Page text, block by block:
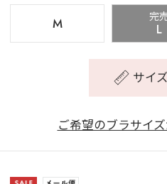
M
完
L
サイ
ご希望のブラサイ